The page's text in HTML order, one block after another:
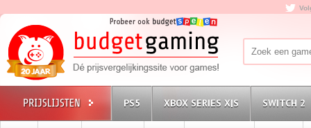
PS5 XBOX SERIES X|S SWITCH 2